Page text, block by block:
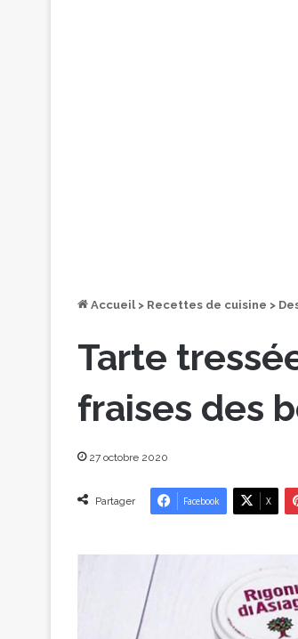
Accueil > Recettes de cuisine >
Tarte
fraises des
27 octobre 2020
Partager Facebook X